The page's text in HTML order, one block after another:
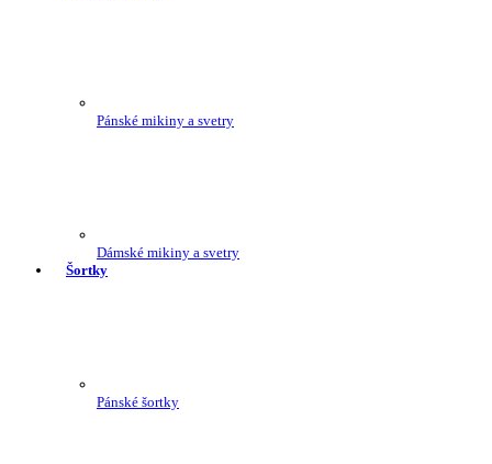
Pánské mikiny a svetry
Dámské mikiny a svetry
Šortky
Pánské šortky